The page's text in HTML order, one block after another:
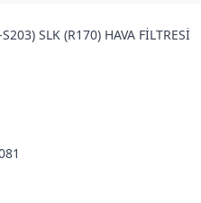
SLK (R170) HAVA FİLTRESİ